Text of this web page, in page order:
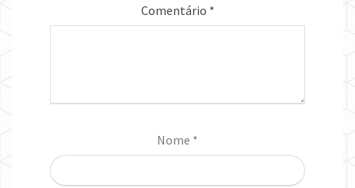
Comentário *
Nome *